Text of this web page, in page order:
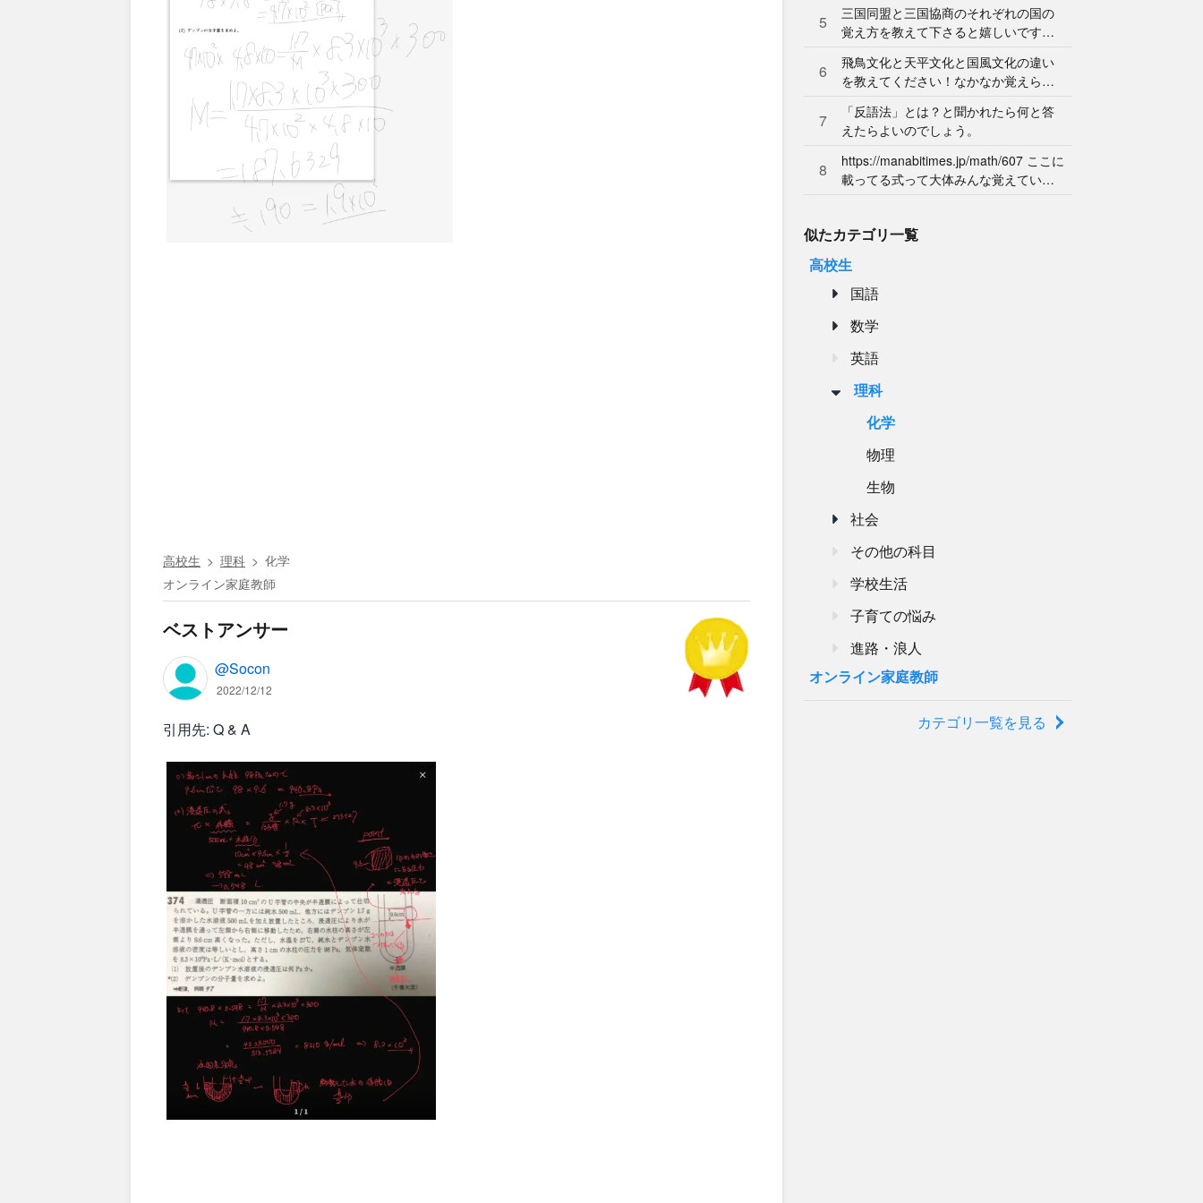
高校生 理科
化学
オンライン家庭教師
ベストアンサー
@Socon
2022/12/12
引用先: Q & A
5
三国同盟と三国協商のそれぞれの国の
覚え方を教えて下さると嬉しいです。
6
飛鳥文化と天平文化と国風文化の違い
を教えてください！なかなか覚えられ
7
「反語法」とは？と聞かれたら何と答
えたらよいのでしょう。
8
https://manabitimes.jp/math/607 ここに
載ってる式って大体みんな覚えている
似たカテゴリ一覧
高校生
国語
数学
英語
理科
化学
物理
生物
社会
その他の科目
学校生活
子育ての悩み
進路・浪人
オンライン家庭教師
カテゴリ一覧を見る